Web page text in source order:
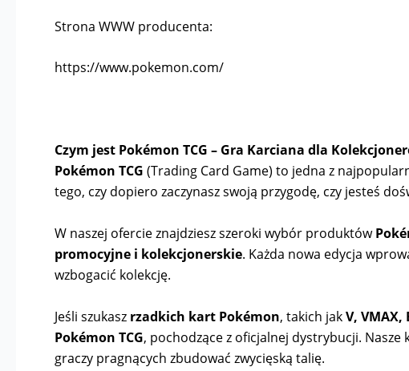
Strona WWW producenta:
https://www.pokemon.com/
Czym jest Pokémon TCG – Gra Karciana dla
Pokémon TCG (Trading Card Game) to jedna z
tego, czy dopiero zaczynasz swoją przygodę, czy jesteś
W naszej ofercie znajdziesz szeroki wybór produktów
promocyjne i kolekcjonerskie. Każda nowa edycja
wzbogacić kolekcję.
Jeśli szukasz rzadkich kart Pokémon, takich jakV, VMAX,
Pokémon TCG, pochodzące z oficjalnej dystrybucji.
graczy pragnących zbudować zwycięską talię.